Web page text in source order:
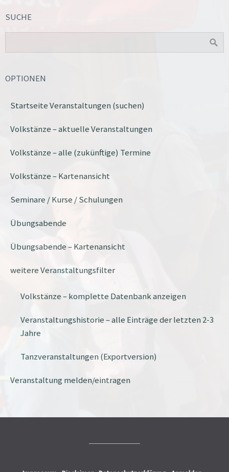
SUCHE
OPTIONEN
Startseite Veranstaltungen (suchen)
Volkstänze – aktuelle Veranstaltungen
Volkstänze – alle (zukünftige) Termine
Volkstänze – Kartenansicht
Seminare / Kurse / Schulungen
Übungsabende
Übungsabende – Kartenansicht
weitere Veranstaltungsfilter
Volkstänze – komplette Datenbank anzeigen
Veranstaltungshistorie – alle Einträge der letzten 2-3
Jahre
Tanzveranstaltungen (Exportversion)
Veranstaltung melden/eintragen